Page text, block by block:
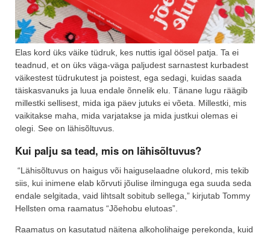
Elas kord üks väike tüdruk, kes nuttis igal öösel patja. Ta ei
teadnud, et on üks väga-väga paljudest sarnastest kurbadest
väikestest tüdrukutest ja poistest, ega sedagi, kuidas saada
täiskasvanuks ja luua endale õnnelik elu. Tänane lugu räägib
millestki sellisest, mida iga päev jutuks ei võeta. Millestki, mis
vaikitakse maha, mida varjatakse ja mida justkui olemas ei
olegi. See on lähisõltuvus.
Kui palju sa tead, mis on lähisõltuvus?
“Lähisõltuvus on haigus või haiguselaadne olukord, mis tekib
siis, kui inimene elab kõrvuti jõulise ilminguga ega suuda seda
endale selgitada, vaid lihtsalt sobitub sellega,” kirjutab Tommy
Hellsten oma raamatus “Jõehobu elutoas”.
Raamatus on kasutatud näitena alkoholihaige perekonda, kuid